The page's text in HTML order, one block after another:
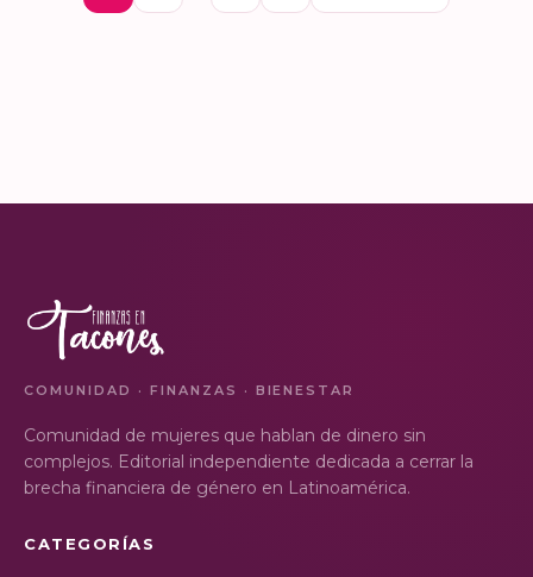
COMUNIDAD · FINANZAS · BIENESTAR
Comunidad de mujeres que hablan de dinero sin
complejos. Editorial independiente dedicada a cerrar la
brecha financiera de género en Latinoamérica.
CATEGORÍAS